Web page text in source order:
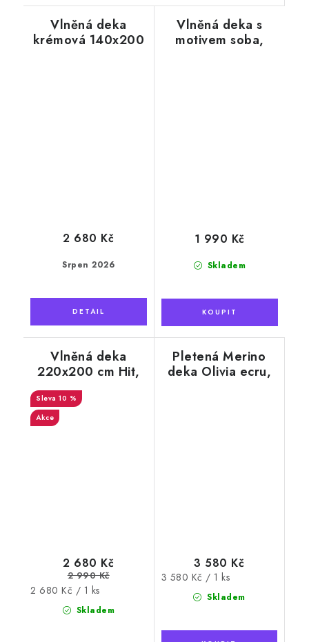
Vlněná deka
krémová 140x200
Srpen 2026
2 680 Kč
Vlněná deka s
motivem soba,
Skladem
1 990 Kč
Vlněná deka
220x200 cm Hit,
motiv zlatá očka
10 %
Akce
Skladem
2 680 Kč
2 990 Kč
Měrná
2 680 Kč / 1 ks
Pletená Merino
deka Olivia ecru,
Skladem
3 580 Kč
Měrná
3 580 Kč / 1 ks